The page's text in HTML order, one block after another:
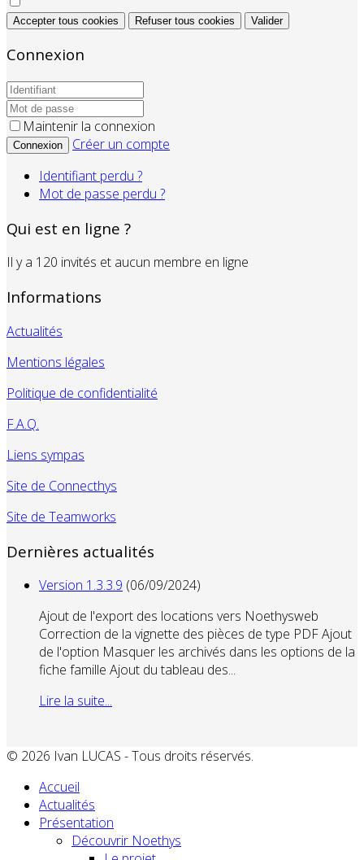
Accepter tous cookies Refuser tous cookies Valider
Connexion
Maintenir la connexion
Connexion
Créer un compte
Identifiant perdu ?
Mot de passe perdu ?
Qui est en ligne ?
Il y a 120 invités et aucun membre en ligne
Informations
Actualités
Mentions légales
Politique de confidentialité
F.A.Q.
Liens sympas
Site de Connecthys
Site de Teamworks
Dernières actualités
Version 1.3.3.9 (06/09/2024)
Ajout de l'export des locations vers Noethysweb
Correction de la vignette des pièces de type PDF Ajout
de l'option Masquer les archivés dans les options de la
fiche famille Ajout du tableau des...
Lire la suite...
© 2026 Ivan LUCAS - Tous droits réservés.
Accueil
Actualités
Présentation
Découvrir Noethys